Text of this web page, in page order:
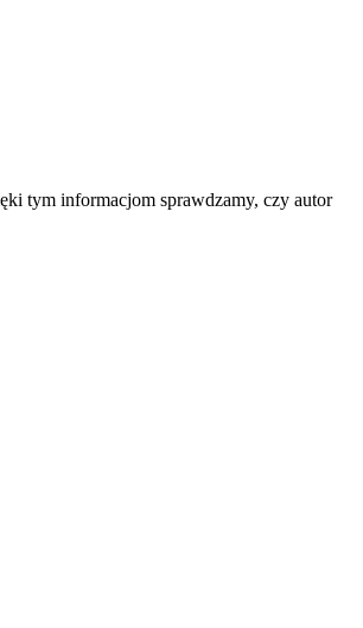
tym informacjom sprawdzamy, czy autor